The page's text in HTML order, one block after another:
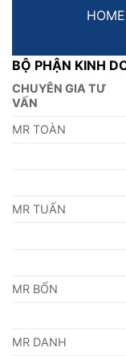
HOME
BỘ PHẬN KINH
CHUYÊN GIA TƯ
VẤN
MR TOÀN
MR TUẤN
MR BỐN
MR DANH